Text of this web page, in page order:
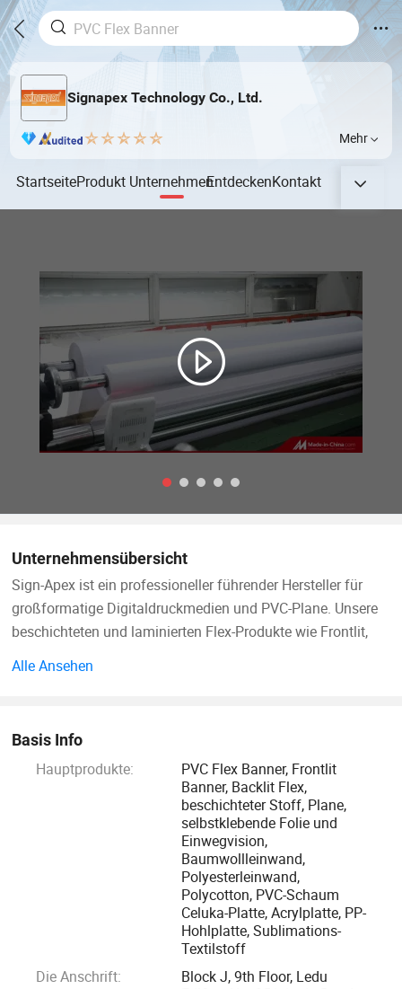
Signapex Technology Co., Ltd.
Mehr
StartseiteProdukt UnternehmenEntdeckenKontakt
Unternehmensübersicht
Sign-Apex ist ein professioneller führender Hersteller für
großformatige Digitaldruckmedien und PVC-Plane. Unsere
beschichteten und laminierten Flex-Produkte wie Frontlit,
Flex Vinyl, Fronlit Flex Banner, Backlit Flex Banner, Mesh,
One Way Vision, Digitaldruck Textil, etc.
Mit 13 Jahren Entwicklung, Sign-Apex hat sich schließlich
zu einem der führenden Unternehmen im Bereich
Druckmaterial. Wir beschäftigten mehr als 200 Arbeiter und
kommen in die ganze Produktion System einschließlich
Produktionslinie, QC, After-Sales-Service, etc.
Das Qualitätskontrollsystem, das von mehr als 10 Senior
Techniker organisiert hat sich die strengste Abteilung mit
Alle Ansehen
Basis Info
Hauptprodukte:
PVC Flex Banner, Frontlit
Banner, Backlit Flex,
beschichteter Stoff, Plane,
selbstklebende Folie und
Einwegvision,
Baumwollleinwand,
Polyesterleinwand,
Polycotton, PVC-Schaum
Celuka-Platte, Acrylplatte, PP-
Hohlplatte, Sublimations-
Textilstoff
Die Anschrift:
Block J, 9th Floor, Ledu